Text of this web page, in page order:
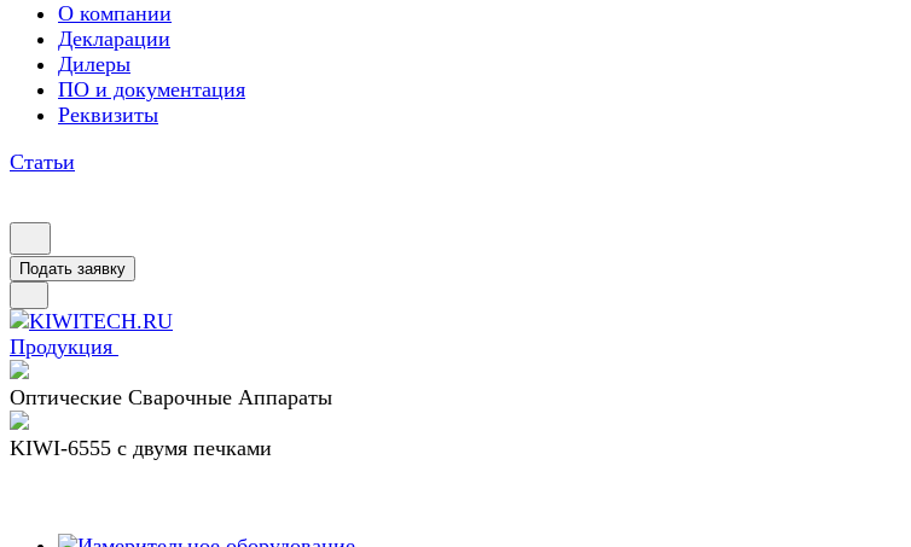
О компании
Декларации
Дилеры
ПО и документация
Реквизиты
Статьи
Подать заявку
Продукция
Оптические Сварочные Аппараты
KIWI-6555 c двумя печками